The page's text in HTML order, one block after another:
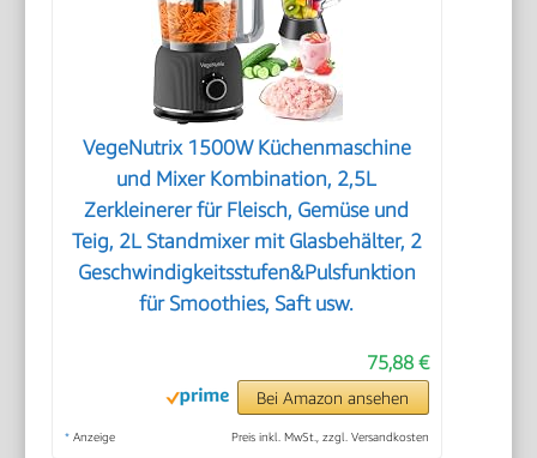
VegeNutrix 1500W Küchenmaschine
und Mixer Kombination, 2,5L
Zerkleinerer für Fleisch, Gemüse und
Teig, 2L Standmixer mit Glasbehälter, 2
Geschwindigkeitsstufen&Pulsfunktion
für Smoothies, Saft usw.
75,88 €
Bei Amazon ansehen
* Anzeige Preis inkl. MwSt., zzgl. Versandkosten